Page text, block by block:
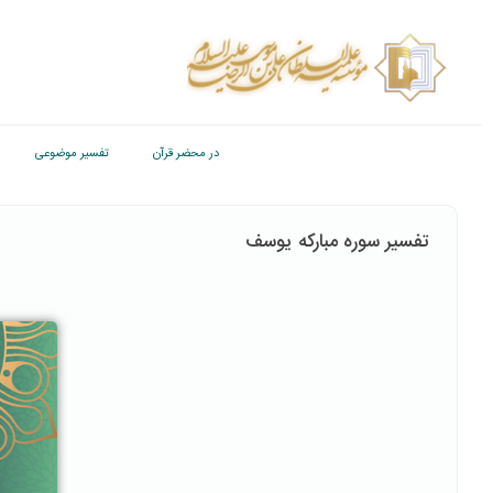
در محضر قرآن تفسیر موضوعی
تفسیر سوره مبارکه یوسف